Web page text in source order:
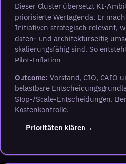
Dieser Cluster übersetzt KI-
priorisierte Wertagenda. Er
Initiativen strategisch relevant,
daten- und architekturseitig
skalierungsfähig sind. So
Pilot-Inflation.
Outcome: Vorstand, CIO, CAIO
belastbare
Stop-/Scale-Entscheidungen,
Kostenkontrolle.
Prioritäten klären(öffnet
→